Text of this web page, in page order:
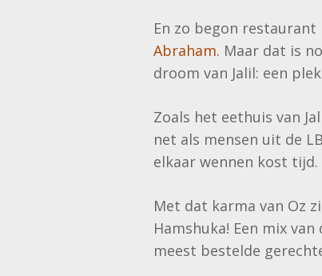
En zo begon restaurant
Abraham. Maar dat is
droom van Jalil: een
Zoals het eethuis van
net als mensen uit de
elkaar wennen kost
Met dat karma van Oz
Hamshuka! Een mix
meest bestelde